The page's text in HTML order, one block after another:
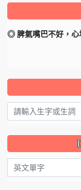
◎ 脾氣嘴巴不好，心
英文單字